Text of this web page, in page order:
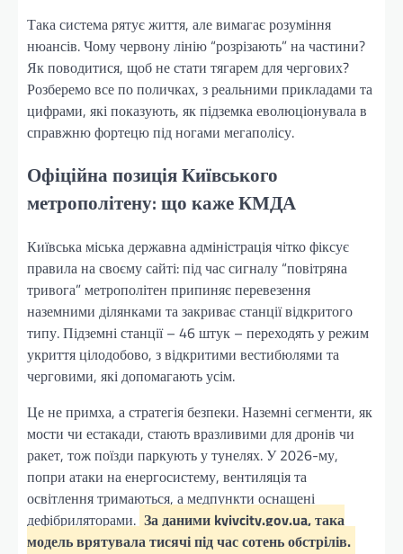
Така система рятує життя, але вимагає розуміння
нюансів. Чому червону лінію “розрізають” на частини?
Як поводитися, щоб не стати тягарем для чергових?
Розберемо все по поличках, з реальними прикладами та
цифрами, які показують, як підземка еволюціонувала в
справжню фортецю під ногами мегаполісу.
Офіційна позиція Київського
метрополітену: що каже КМДА
Київська міська державна адміністрація чітко фіксує
правила на своєму сайті: під час сигналу “повітряна
тривога” метрополітен припиняє перевезення
наземними ділянками та закриває станції відкритого
типу. Підземні станції – 46 штук – переходять у режим
укриття цілодобово, з відкритими вестибюлями та
черговими, які допомагають усім.
Це не примха, а стратегія безпеки. Наземні сегменти, як
мости чи естакади, стають вразливими для дронів чи
ракет, тож поїзди паркують у тунелях. У 2026-му,
попри атаки на енергосистему, вентиляція та
освітлення тримаються, а медпункти оснащені
дефібриляторами. За даними kyivcity.gov.ua, така
модель врятувала тисячі під час сотень обстрілів.